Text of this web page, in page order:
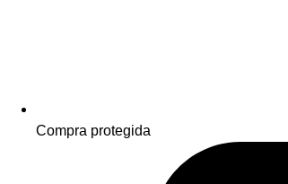
Compra protegida